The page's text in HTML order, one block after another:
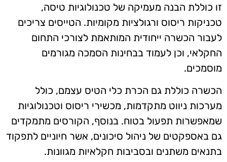
זו כוללת הבנה מעמיקה של טכנולוגיות טיסה,
טכניקות ריסוס ורגולציות מקומיות. הטייסים צריכים
לעבור הכשרה ייחודית המותאמת לצורכי התחום
החקלאי, וכן לעמוד בבחינות הסמכה מגורמים
מוסמכים.
הכשרה כוללת גם הכרת כלי הטיס עצמם, כולל
מערכות ניווט מתקדמות, מכשירי ריסוס וטכנולוגיות
שמאפשרות תפעול בטוח. בנוסף, הקורסים מתמקדים
גם באספקטים של ניהול סיכונים, אשר חיוניים לתפקוד
בתנאים משתנים ובסביבות חקלאיות מגוונות.